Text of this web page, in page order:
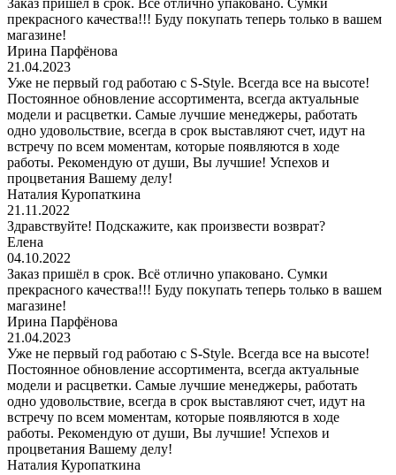
прекрасного качества!!! Буду покупать теперь только в вашем
магазине!
Ирина Парфёнова
21.04.2023
Уже не первый год работаю с S-Style. Всегда все на высоте!
Постоянное обновление ассортимента, всегда актуальные
модели и расцветки. Самые лучшие менеджеры, работать
одно удовольствие, всегда в срок выставляют счет, идут на
встречу по всем моментам, которые появляются в ходе
работы. Рекомендую от души, Вы лучшие! Успехов и
процветания Вашему делу!
Наталия Куропаткина
21.11.2022
Здравствуйте! Подскажите, как произвести возврат?
Елена
04.10.2022
Заказ пришёл в срок. Всё отлично упаковано. Сумки
прекрасного качества!!! Буду покупать теперь только в вашем
магазине!
Ирина Парфёнова
21.04.2023
Уже не первый год работаю с S-Style. Всегда все на высоте!
Постоянное обновление ассортимента, всегда актуальные
модели и расцветки. Самые лучшие менеджеры, работать
одно удовольствие, всегда в срок выставляют счет, идут на
встречу по всем моментам, которые появляются в ходе
работы. Рекомендую от души, Вы лучшие! Успехов и
процветания Вашему делу!
Наталия Куропаткина